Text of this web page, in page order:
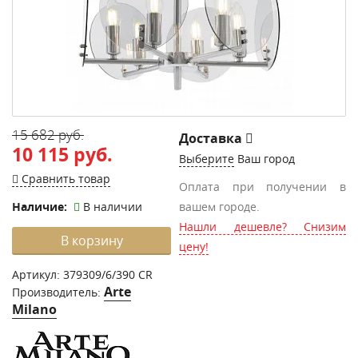
15 682 руб.
10 115 руб.
Сравнить товар
Наличие:
В наличии
В корзину
Артикул: 379309/6/390 CR
Производитель: Arte
Milano
Доставка
Выберите Ваш город
Оплата при получении в
вашем городе.
Нашли дешевле? Снизим
цену!